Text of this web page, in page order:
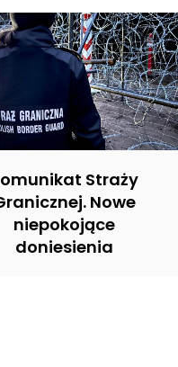
Straży
Nowe
niepokojące
doniesienia